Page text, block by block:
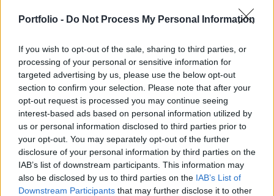
Portfolio - Do Not Process My Personal Information
If you wish to opt-out of the sale, sharing to third parties, or
processing of your personal or sensitive information for
targeted advertising by us, please use the below opt-out
section to confirm your selection. Please note that after your
opt-out request is processed you may continue seeing
interest-based ads based on personal information utilized by
us or personal information disclosed to third parties prior to
your opt-out. You may separately opt-out of the further
disclosure of your personal information by third parties on the
IAB’s list of downstream participants. This information may
also be disclosed by us to third parties on the IAB’s List of
Downstream Participants that may further disclose it to other
A PannErgy a 2019. április 26-i közgyűlés határozatával
összhangban, a Részvény-Visszavásárlási Program keretén
igénybevételévelszeptember 20 és 26 között összesen 5
000 darab PannErgy törzsrészvényt vásárolt. Forrás:
PannErgy A társaság saját tulajdonában lévő PannErgy
törzsrészvények állománya 3 132 033 darabra változott....
KEDVES OLVASÓNK!
A keresett cikk a portfolio.hu hírarchívumához
tartozik, melynek olvasása előfizetéses
regisztrációhoz kötött.